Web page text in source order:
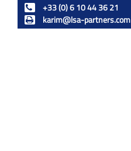
+33 (0) 6 10 44 36 21
karim@lsa-partners.com